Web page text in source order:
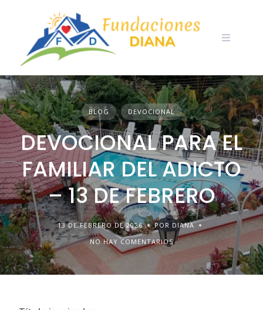
BLOG DEVOCIONAL
DEVOCIONAL PARA EL
FAMILIAR DEL ADICTO
– 13 DE FEBRERO
13 DE FEBRERO DE 2026
POR DIANA
NO HAY COMENTARIOS